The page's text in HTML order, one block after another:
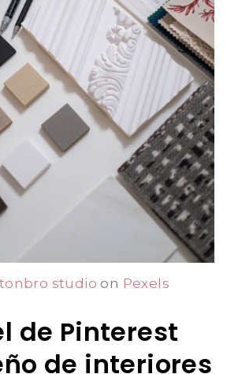
studio on Pexels
de Pinterest
de interiores